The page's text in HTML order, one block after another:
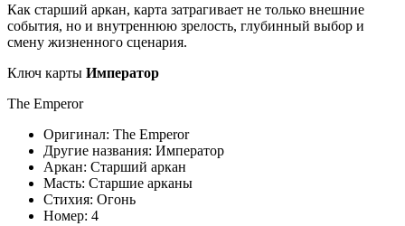
Как старший аркан, карта затрагивает не только внешние
события, но и внутреннюю зрелость, глубинный выбор и
смену жизненного сценария.
Ключ карты Император
The Emperor
Оригинал: The Emperor
Другие названия: Император
Аркан: Старший аркан
Масть: Старшие арканы
Стихия: Огонь
Номер: 4